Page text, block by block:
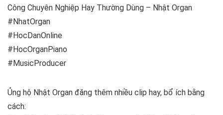
Công Chuyên Nghiệp Hay Thường Dùng – Nhật Organ
#NhatOrgan
#HocDanOnline
#HocOrganPiano
#MusicProducer
Ủng hộ Nhật Organ đăng thêm nhiều clip hay, bổ ích bằng
cách: